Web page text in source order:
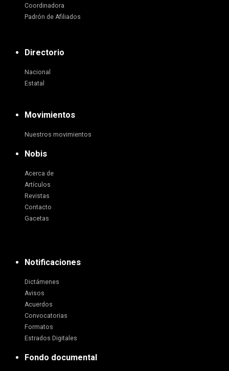
Coordinadora
Padrón de Afiliados
Directorio
Nacional
Estatal
Movimientos
Nuestros movimientos
Nobis
Acerca de
Artículos
Revistas
Contacto
Gacetas
Notificaciones
Dictámenes
Avisos
Acuerdos
Convocatorias
Formatos
Estrados Digitales
Fondo documental